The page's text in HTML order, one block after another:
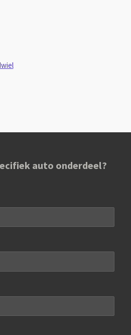
auto onderdeel?